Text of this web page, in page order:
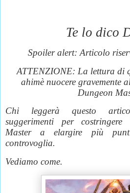
Te lo dico
Spoiler alert: Articolo
ATTENZIONE: La lettura di
ahimè nuocere gravemente
Dungeon
Chi leggerà questo
suggerimenti per
Master a elargire più punti
controvoglia.
Vediamo come.